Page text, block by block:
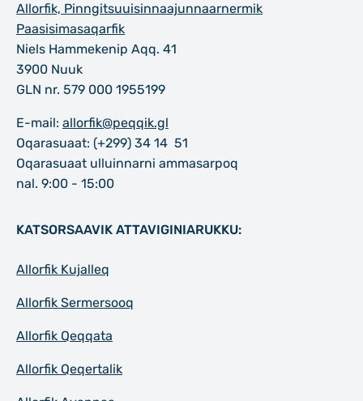
Allorfik, Pinngitsuuisinnaajunnaarnermik
Paasisimasaqarfik
Niels Hammekenip Aqq. 41
3900 Nuuk
GLN nr. 579 000 1955199
E-mail: allorfik@peqqik.gl
Oqarasuaat: (+299) 34 14 51
Oqarasuaat ulluinnarni ammasarpoq
nal. 9:00 - 15:00
KATSORSAAVIK ATTAVIGINIARUKKU:
Allorfik Kujalleq
Allorfik Sermersooq
Allorfik Qeqqata
Allorfik Qeqertalik